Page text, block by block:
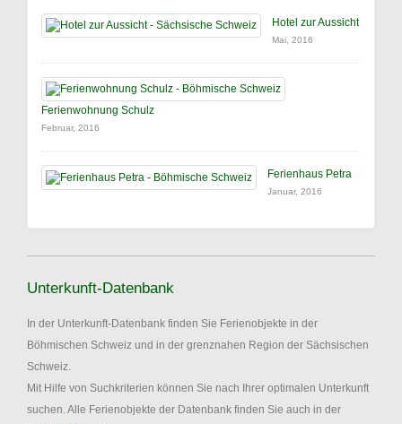
Hotel zur Aussicht
Mai, 2016
Ferienwohnung Schulz
Februar, 2016
Ferienhaus Petra
Januar, 2016
Unterkunft-Datenbank
In der Unterkunft-Datenbank finden Sie Ferienobjekte in der
Böhmischen Schweiz und in der grenznahen Region der Sächsischen
Schweiz.
Mit Hilfe von Suchkriterien können Sie nach Ihrer optimalen Unterkunft
suchen. Alle Ferienobjekte der Datenbank finden Sie auch in der